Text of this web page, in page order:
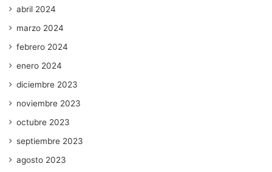
abril 2024
marzo 2024
febrero 2024
enero 2024
diciembre 2023
noviembre 2023
octubre 2023
septiembre 2023
agosto 2023